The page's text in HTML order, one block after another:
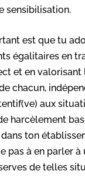
sensibilisation.
est que tu
égalitaires en
et en valorisant
chacun,
aux
harcèlement
ton
pas à en parler
de telles